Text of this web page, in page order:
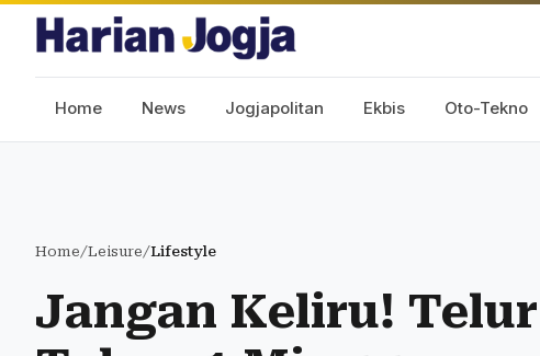
Home News Jogjapolitan Ekbis Oto-Tekno
Home/Leisure/Lifestyle
Jangan Keliru!